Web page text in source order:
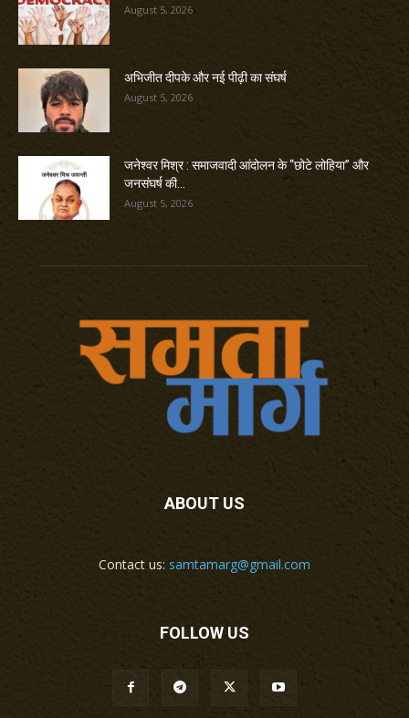
August 5, 2026
अभिजीत दीपके और नई पीढ़ी का संघर्ष
August 5, 2026
जनेश्वर मिश्र : समाजवादी आंदोलन के “छोटे लोहिया” और
जनसंघर्ष की...
August 5, 2026
ABOUT US
Contact us: samtamarg@gmail.com
FOLLOW US